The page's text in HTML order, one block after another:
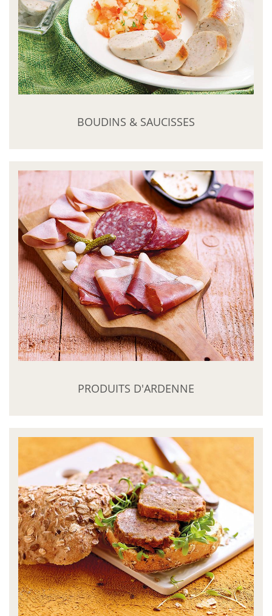
BOUDINS & SAUCISSES
PRODUITS D'ARDENNE